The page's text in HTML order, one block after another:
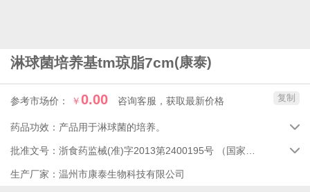
淋球菌培养基tm琼脂7cm(康泰)
参考市场价： ￥0.00 咨询客服，获取最新价格 复制
药品功效： 产品用于淋球菌的培养。 
批准文号： 浙食药监械(准)字2013第2400195号 （国家药品监督管理局） 
生产厂家： 温州市康泰生物科技有限公司